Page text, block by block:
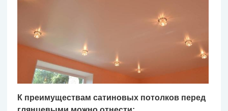
К преимуществам сатиновых потолков перед